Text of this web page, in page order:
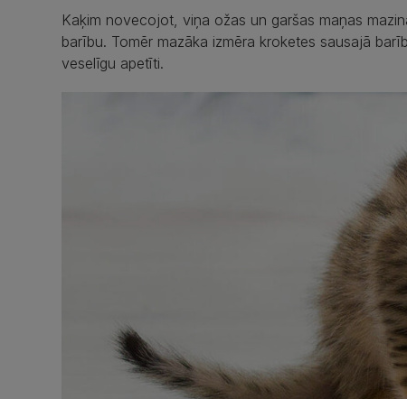
Kaķim novecojot, viņa ožas un garšas maņas
barību. Tomēr mazāka izmēra kroketes sausajā
veselīgu apetīti.